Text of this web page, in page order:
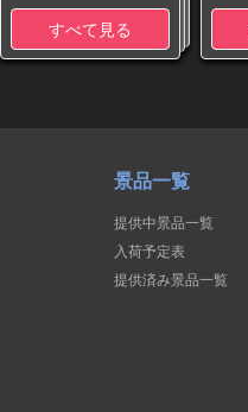
すべて見る
景品一覧
提供中景品一覧
入荷予定表
提供済み景品一覧